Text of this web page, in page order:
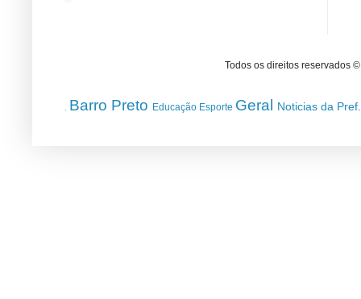
Todos os direitos reservados
Barro Preto Educação Esporte Geral Noticias da